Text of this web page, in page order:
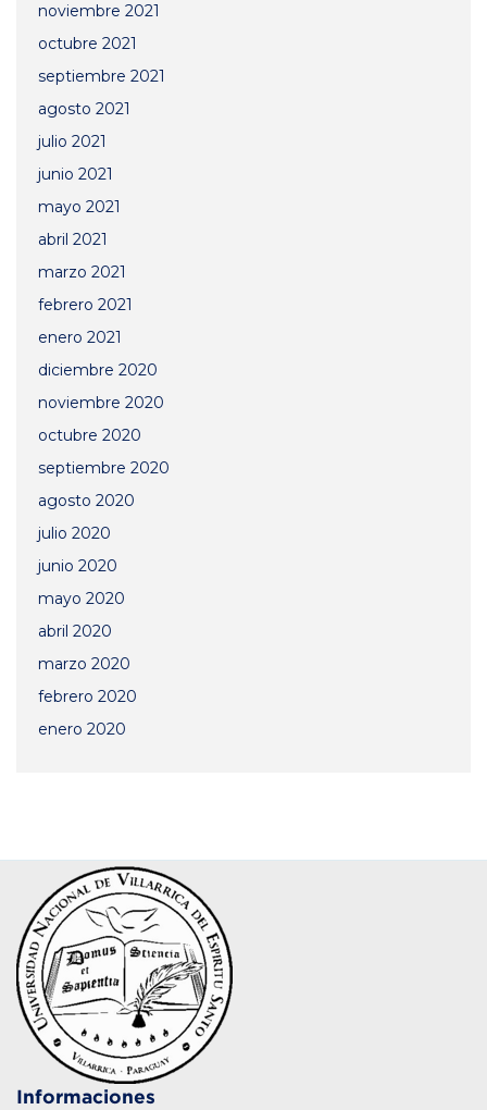
noviembre 2021
octubre 2021
septiembre 2021
agosto 2021
julio 2021
junio 2021
mayo 2021
abril 2021
marzo 2021
febrero 2021
enero 2021
diciembre 2020
noviembre 2020
octubre 2020
septiembre 2020
agosto 2020
julio 2020
junio 2020
mayo 2020
abril 2020
marzo 2020
febrero 2020
enero 2020
Informaciones